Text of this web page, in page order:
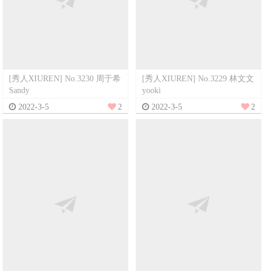
[秀人XIUREN] No.3230 周于希
Sandy
2022-3-5
2
[秀人XIUREN] No.3229 林文文
yooki
2022-3-5
2